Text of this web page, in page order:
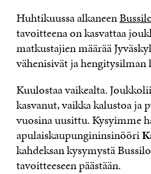
Huhtikuussa alkaneen
tavoitteena on kasvattaa
matkustajien määrää
vähenisivät ja hengitysilman
Kuulostaa vaikealta.
kasvanut, vaikka kalustoa ja
vuosina uusittu. Kysyimme
apulaiskaupungininsinööri
kahdeksan kysymystä
tavoitteeseen päästään.